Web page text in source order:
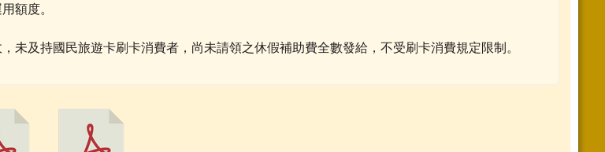
額度。
未及持國民旅遊卡刷卡消費者，尚未請領之休假補助費全數發給，不受刷卡消費規定限制。